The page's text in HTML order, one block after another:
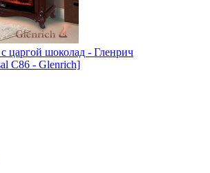
царгой шоколад - Гленрич
С86 - Glenrich]